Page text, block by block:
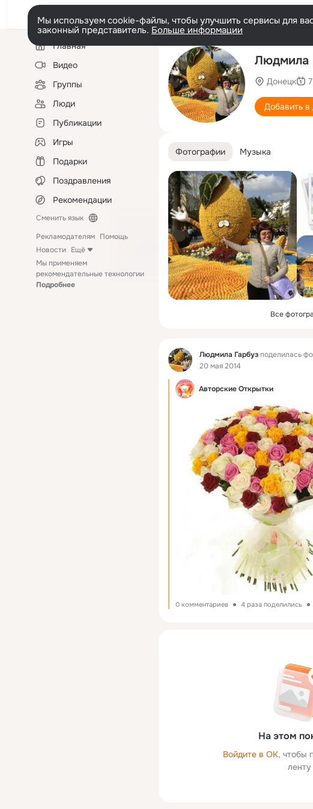
Мы используем cookie-файлы, чтобы улучшить сервисы для
законный представитель. Больше информации
Левая
колонкаГлавная
Видео
Группы
Люди
Публикации
Игры
Подарки
Поздравления
Рекомендации
Сменить язык
Рекламодателям Помощь
Новости Ещё
Мы применяем
рекомендательные технологии
Подробнее
Людмила
Донецк
Добавить в
Фотографии Музыка
Все
Фид Людмила Гарбузподелилась
20 мая 2014
Авторские Открытки
0 комментариев 4 раза поделились
На этом
Войдите в ОК, чтобы
ленту